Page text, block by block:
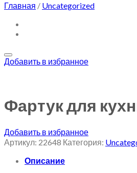
Главная / Uncategorized
Добавить в избранное
Фартук для
Добавить в избранное
Артикул: 22648 Категория:
Описание